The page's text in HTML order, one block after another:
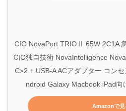
CIO NovaPort TRIOⅡ 65W 2C1A
CIO独自技術 NovaIntelligence
C×2 + USB-A ACアダプター コン
ndroid Galaxy Macbook iPad向
Amazonで見